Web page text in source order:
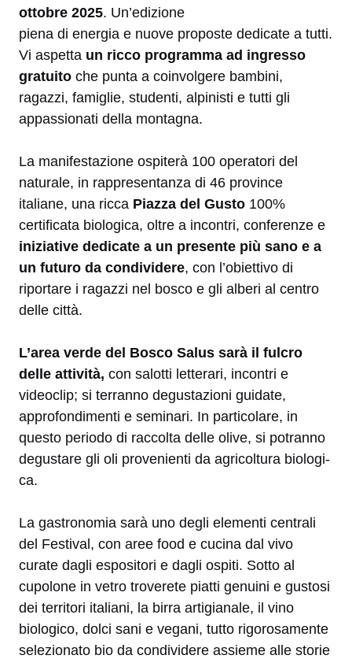
ottobre 2025. Un’edizione
piena di energia e nuove proposte dedicate a tutti.
Vi aspetta un ricco programma ad ingresso
gratuito che punta a coinvolgere bam­bini,
ragazzi, famiglie, studenti, alpinisti e tutti gli
appassionati della montagna.
La manifestazione ospiterà 100 operatori del
naturale, in rappresentanza di 46 province
italiane, una ricca Piazza del Gusto 100%
certificata biologica, oltre a incontri, conferenze e
iniziative dedicate a un presente più sano e a
un futuro da condividere, con l’obiettivo di
riportare i ragazzi nel bosco e gli alberi al centro
delle città.
L’area verde del Bosco Salus sarà il fulcro
delle attività, con salotti letterari, incontri e
videoclip; si terranno degustazioni guidate,
approfondimenti e se­minari. In particolare, in
questo periodo di raccolta delle olive, si potranno
degustare gli oli provenienti da agricoltura biologi­
ca.
La gastronomia sarà uno degli elementi centrali
del Festival, con aree food e cucina dal vivo
curate dagli espositori e dagli ospiti. Sotto al
cupolone in vetro troverete piatti genuini e gustosi
dei territori italiani, la birra artigianale, il vino
biologico, dolci sani e vegani, tutto rigorosamente
selezionato bio da condividere assieme alle storie